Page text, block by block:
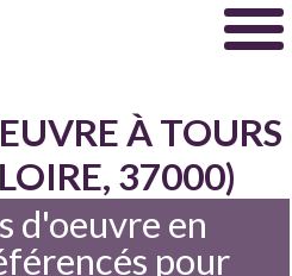
À TOURS
37000)
d'oeuvre en
pour